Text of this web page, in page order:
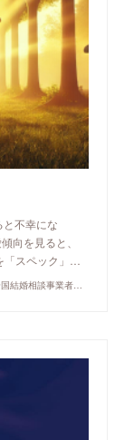
不幸にな
向を見ると、
スペック」…
ショパン・マリアージュ（北海道釧路市の結婚相談所）/ 全国結婚相談事業者連盟正規加盟店 / cherry-piano.com